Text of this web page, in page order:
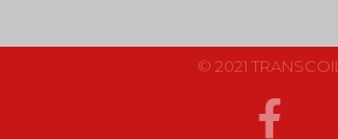
© 2021 TRANSCOIL